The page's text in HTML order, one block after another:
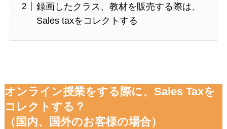
録画したクラス、教材を販売する際は、
Sales taxをコレクトする
オンライン授業をする際に、Sales Taxを
コレクトする？
（国内、国外のお客様の場合）